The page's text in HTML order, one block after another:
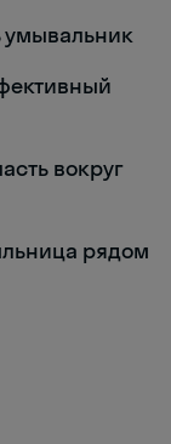
умывальник
вокруг
рядом